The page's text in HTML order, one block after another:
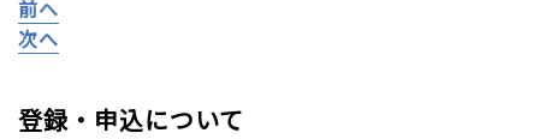
前へ
次へ
登録・申込について